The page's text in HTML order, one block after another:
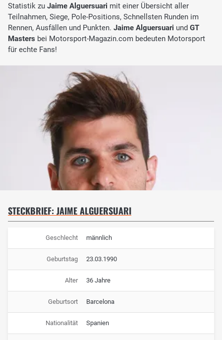
Statistik zu Jaime Alguersuari mit einer Übersicht aller
Teilnahmen, Siege, Pole-Positions, Schnellsten Runden im
Rennen, Ausfällen und Punkten. Jaime Alguersuari und GT
Masters bei Motorsport-Magazin.com bedeuten Motorsport
für echte Fans!
STECKBRIEF: JAIME ALGUERSUARI
Geschlecht männlich
Geburtstag 23.03.1990
Alter 36 Jahre
Geburtsort Barcelona
Nationalität Spanien